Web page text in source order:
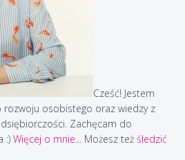
Cześć! Jestem
rozwoju osobistego oraz wiedzy z
Zachęcam do
:) Więcej o mnie... Możesz też śledzić